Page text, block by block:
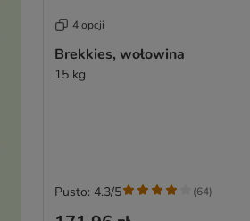
4 opcji
Brekkies, wołowina
15 kg
Pusto: 4.3/5 (64)